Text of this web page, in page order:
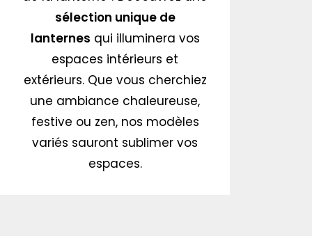
sélection unique de
lanternes qui illuminera vos
espaces intérieurs et
extérieurs. Que vous cherchiez
une ambiance chaleureuse,
festive ou zen, nos modèles
variés sauront sublimer vos
espaces.